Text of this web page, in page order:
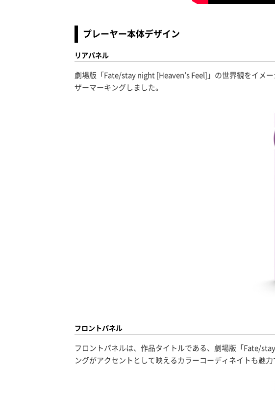
プレーヤー本体デザイン
リアパネル
劇場版「Fate/stay night [Heaven’s Feel]」の世界観をイメ
ザーマーキングしました。
フロントパネル
フロントパネルは、作品タイトルである、劇場版「Fate/
ングがアクセントとして映えるカラーコーディネイトも魅力